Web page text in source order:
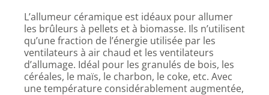
L’allumeur céramique est idéaux pour allumer
les brûleurs à pellets et à biomasse. Ils n’utilisent
qu’une fraction de l’énergie utilisée par les
ventilateurs à air chaud et les ventilateurs
d’allumage. Idéal pour les granulés de bois, les
céréales, le maïs, le charbon, le coke, etc. Avec
une température considérablement augmentée,